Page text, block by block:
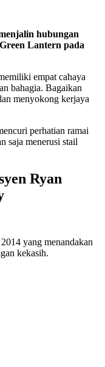
hubungan
Lantern pada
empat cahaya
bahagia. Bagaikan
menyokong kerjaya
perhatian ramai
saja menerusi stail
Ryan
yang menandakan
kekasih.